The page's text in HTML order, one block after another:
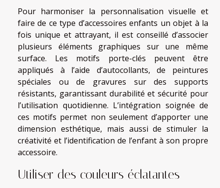
Pour harmoniser la personnalisation visuelle et
faire de ce type d’accessoires enfants un objet à la
fois unique et attrayant, il est conseillé d’associer
plusieurs éléments graphiques sur une même
surface. Les motifs porte-clés peuvent être
appliqués à l’aide d’autocollants, de peintures
spéciales ou de gravures sur des supports
résistants, garantissant durabilité et sécurité pour
l’utilisation quotidienne. L’intégration soignée de
ces motifs permet non seulement d’apporter une
dimension esthétique, mais aussi de stimuler la
créativité et l’identification de l’enfant à son propre
accessoire.
Utiliser des couleurs éclatantes